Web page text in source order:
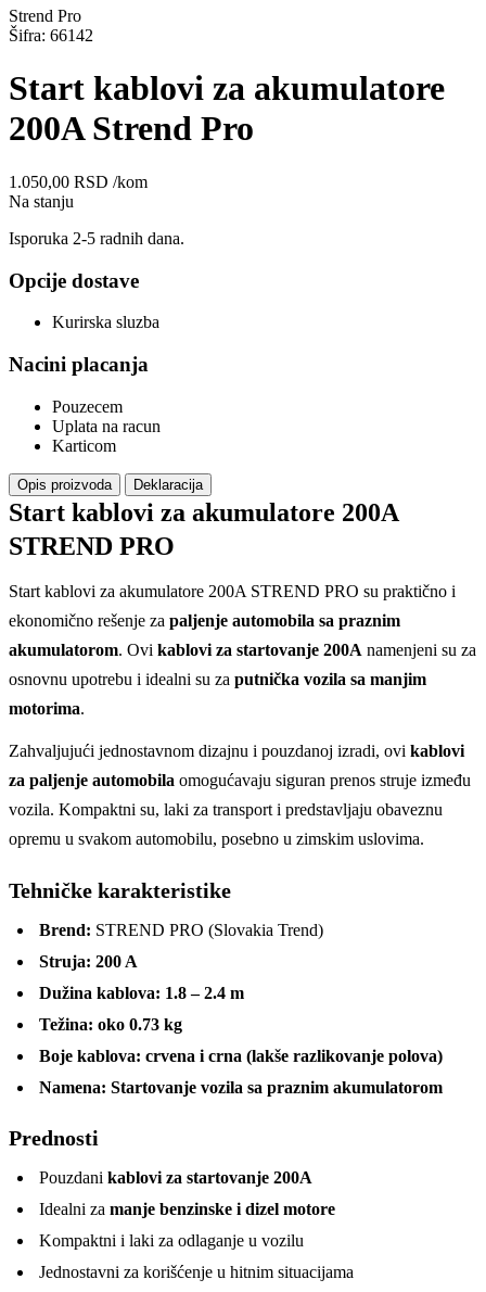
Strend Pro
Šifra: 66142
Start kablovi za akumulatore
200A Strend Pro
1.050,00 RSD /kom
Na stanju
Isporuka 2-5 radnih dana.
Opcije dostave
Kurirska sluzba
Nacini placanja
Pouzecem
Uplata na racun
Karticom
Opis proizvoda Deklaracija
Start kablovi za akumulatore 200A
STREND PRO
Start kablovi za akumulatore 200A STREND PRO su praktično i
ekonomično rešenje za paljenje automobila sa praznim
akumulatorom. Ovi kablovi za startovanje 200A namenjeni su za
osnovnu upotrebu i idealni su za putnička vozila sa manjim
motorima.
Zahvaljujući jednostavnom dizajnu i pouzdanoj izradi, ovi kablovi
za paljenje automobila omogućavaju siguran prenos struje između
vozila. Kompaktni su, laki za transport i predstavljaju obaveznu
opremu u svakom automobilu, posebno u zimskim uslovima.
Tehničke karakteristike
Brend: STREND PRO (Slovakia Trend)
Struja: 200 A
Dužina kablova: 1.8 – 2.4 m
Težina: oko 0.73 kg
Boje kablova: crvena i crna (lakše razlikovanje polova)
Namena: Startovanje vozila sa praznim akumulatorom
Prednosti
Pouzdani kablovi za startovanje 200A
Idealni za manje benzinske i dizel motore
Kompaktni i laki za odlaganje u vozilu
Jednostavni za korišćenje u hitnim situacijama